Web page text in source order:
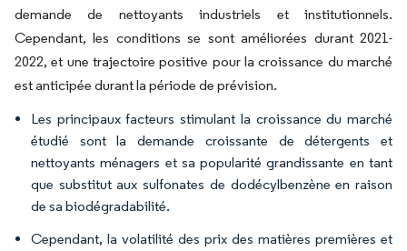
demande de nettoyants industriels et institutionnels.
Cependant, les conditions se sont améliorées durant 2021-
2022, et une trajectoire positive pour la croissance du marché
est anticipée durant la période de prévision.
Les principaux facteurs stimulant la croissance du marché
étudié sont la demande croissante de détergents et
nettoyants ménagers et sa popularité grandissante en tant
que substitut aux sulfonates de dodécylbenzène en raison
de sa biodégradabilité.
Cependant, la volatilité des prix des matières premières et